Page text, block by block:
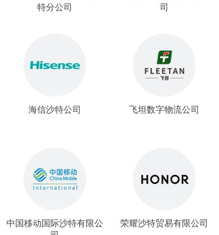
特分公司
司
海信沙特公司 飞坦数字物流公司
中国移动国际沙特有限公
荣耀沙特贸易有限公司